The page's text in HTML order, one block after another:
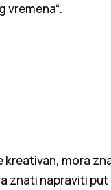
vremena“.
kreativan, mora
znati napraviti